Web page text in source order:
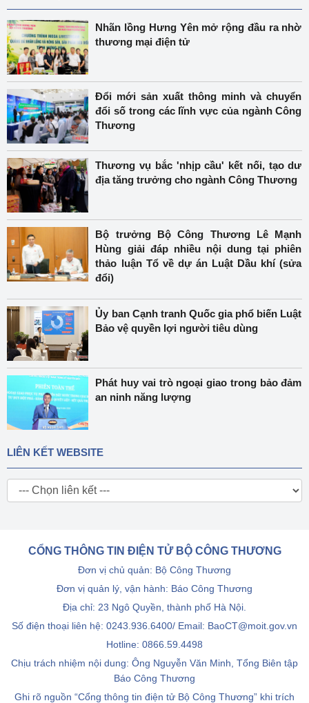
Nhãn lồng Hưng Yên mở rộng đầu ra nhờ
thương mại điện tử
Đổi mới sản xuất thông minh và chuyển
đổi số trong các lĩnh vực của ngành Công
Thương
Thương vụ bắc 'nhịp cầu' kết nối, tạo dư
địa tăng trưởng cho ngành Công Thương
Bộ trưởng Bộ Công Thương Lê Mạnh
Hùng giải đáp nhiều nội dung tại phiên
thảo luận Tổ về dự án Luật Dầu khí (sửa
đổi)
Ủy ban Cạnh tranh Quốc gia phổ biến Luật
Bảo vệ quyền lợi người tiêu dùng
Phát huy vai trò ngoại giao trong bảo đảm
an ninh năng lượng
LIÊN KẾT WEBSITE
CỔNG THÔNG TIN ĐIỆN TỬ BỘ CÔNG THƯƠNG
Đơn vị chủ quản: Bộ Công Thương
Đơn vị quản lý, vận hành: Báo Công Thương
Địa chỉ: 23 Ngô Quyền, thành phố Hà Nội.
Số điện thoại liên hệ: 0243.936.6400/ Email: BaoCT@moit.gov.vn
Hotline: 0866.59.4498
Chịu trách nhiệm nội dung: Ông Nguyễn Văn Minh, Tổng Biên tập
Báo Công Thương
Ghi rõ nguồn “Cổng thông tin điện tử Bộ Công Thương” khi trích